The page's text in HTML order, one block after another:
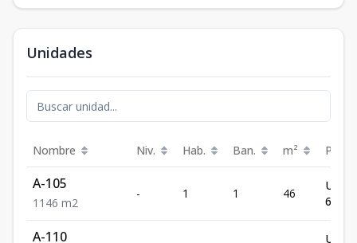
Unidades
Nombre Niv. Hab. Ban. m² Precio
A-105
1 1 46 m2
- 1 1 46
US$
A-110 US$